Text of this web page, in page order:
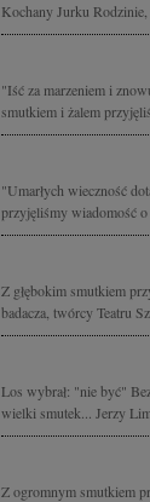
Kochany Jurku Rodzinie,
"Iść za marzeniem i
smutkiem i żalem
"Umarłych wieczność
przyjęliśmy wiadomość o
Z głębokim smutkiem
badacza, twórcy Teatru
Los wybrał: "nie być"
wielki smutek... Jerzy
Z ogromnym smutkiem